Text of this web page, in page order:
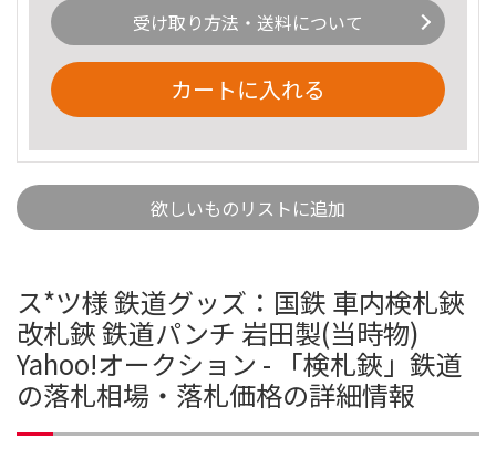
受け取り方法・送料について
カートに入れる
欲しいものリストに追加
ス*ツ様 鉄道グッズ：国鉄 車内検札鋏
改札鋏 鉄道パンチ 岩田製(当時物)
Yahoo!オークション - 「検札鋏」鉄道
の落札相場・落札価格の詳細情報